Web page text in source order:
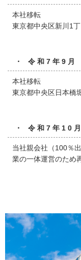
本社移転
東京都中央区新川1
・ 令和7年9月
本社移転
東京都中央区日本橋
・ 令和7年10月
当社親会社（100％
業の一体運営のため